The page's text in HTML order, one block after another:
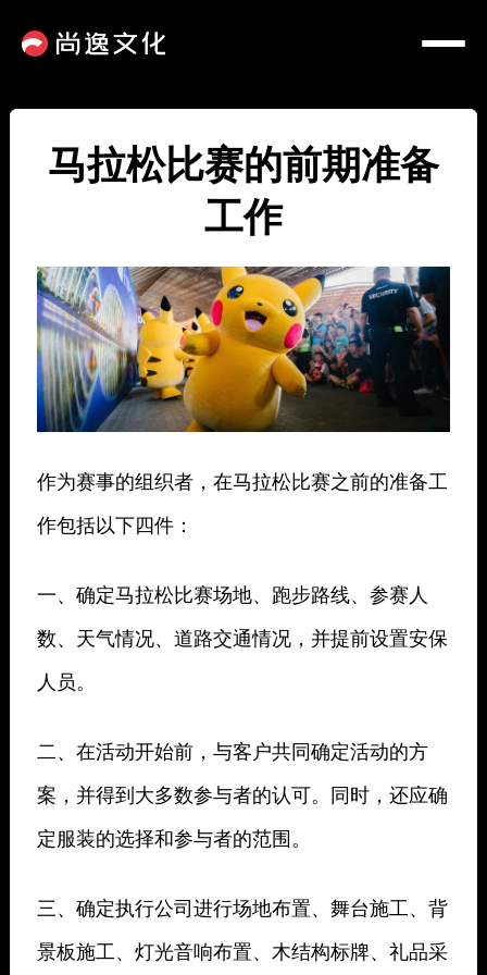
马拉松比赛的前期准备
工作
作为赛事的组织者，在马拉松比赛之前的准备工
作包括以下四件：
一、确定马拉松比赛场地、跑步路线、参赛人
数、天气情况、道路交通情况，并提前设置安保
人员。
二、在活动开始前，与客户共同确定活动的方
案，并得到大多数参与者的认可。同时，还应确
定服装的选择和参与者的范围。
三、确定执行公司进行场地布置、舞台施工、背
景板施工、灯光音响布置、木结构标牌、礼品采